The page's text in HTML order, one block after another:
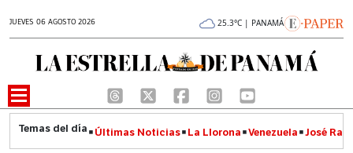
JUEVES 06 AGOSTO 2026 25.3°C | PANAMÁ
Últimas Noticias La Llorona Venezuela José